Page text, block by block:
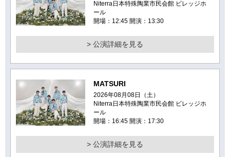
Niterra日本特殊陶業市民会館 ビレッジホ
ール
開場：12:45 開演：13:30
> 公演詳細を見る
MATSURI
2026年08月08日（土）
Niterra日本特殊陶業市民会館 ビレッジホ
ール
開場：16:45 開演：17:30
> 公演詳細を見る